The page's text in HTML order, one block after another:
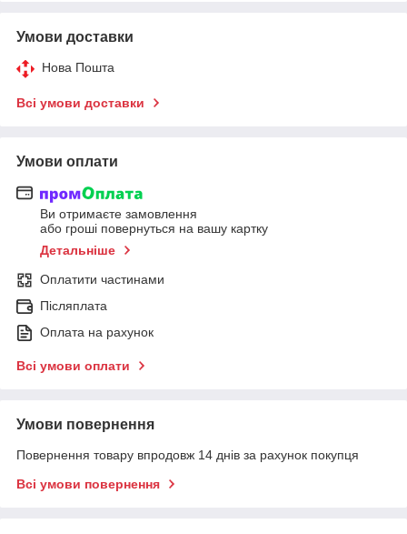
Умови доставки
Нова Пошта
Всі умови доставки
Умови оплати
Ви отримаєте замовлення
або гроші повернуться на вашу картку
Детальніше
Оплатити частинами
Післяплата
Оплата на рахунок
Всі умови оплати
Умови повернення
Повернення товару впродовж 14 днів за рахунок покупця
Всі умови повернення